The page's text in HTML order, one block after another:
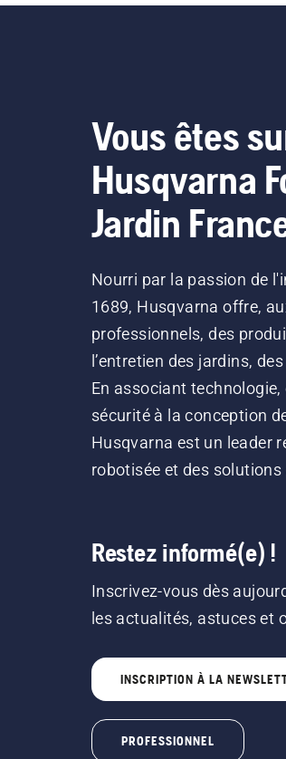
Vous êtes
Husqvarna
Jardin
Nourri par la passion de
1689, Husqvarna offre,
professionnels, des
l’entretien des jardins,
En associant
sécurité à la conception
Husqvarna est un leader
robotisée et des solutions
Restez informé(e) !
Inscrivez-vous dès
les actualités, astuces et
INSCRIPTION À LA
PROFESSIONNEL